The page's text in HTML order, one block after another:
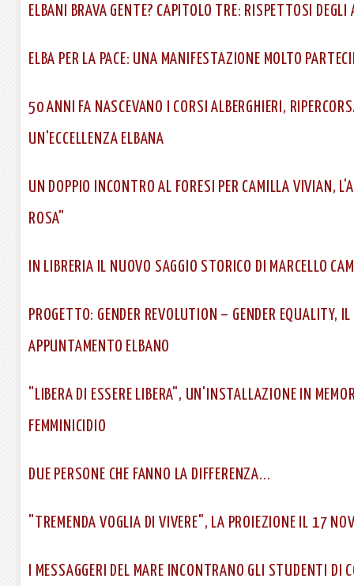
ELBANI BRAVA GENTE? CAPITOLO TRE: RISPETTOSI
ELBA PER LA PACE: UNA MANIFESTAZIONE MOLTO
50 ANNI FA NASCEVANO I CORSI ALBERGHIERI,
UN'ECCELLENZA ELBANA
UN DOPPIO INCONTRO AL FORESI PER CAMILLA VIVIAN,
ROSA"
IN LIBRERIA IL NUOVO SAGGIO STORICO DI MARCELLO
PROGETTO: GENDER REVOLUTION – GENDER EQUALITY,
APPUNTAMENTO ELBANO
"LIBERA DI ESSERE LIBERA", UN'INSTALLAZIONE IN
FEMMINICIDIO
DUE PERSONE CHE FANNO LA DIFFERENZA...
"TREMENDA VOGLIA DI VIVERE", LA PROIEZIONE IL 17
I MESSAGGERI DEL MARE INCONTRANO GLI STUDENTI DI